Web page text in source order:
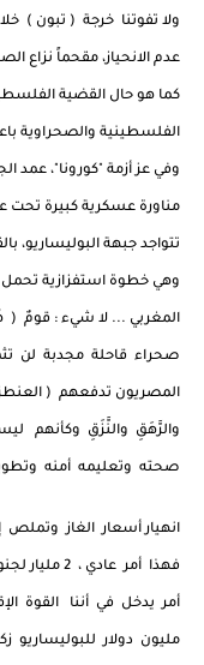
ولا تفوتنا خرجة ( تبون )
عدم الانحياز، مقحماً نزاع
كما هو حال القضية
الفلسطينية والصحراوية
وفي عز أزمة "كورونا"، عمد
مناورة عسكرية كبيرة تحت
تتواجد جبهة البوليساريو،
وهي خطوة استفزازية تحمل
المغربي ... لا شيء : قومٌ
صحراء قاحلة مجدبة لن
المصريون تدفعهم (
صحته وتعليمه أمنه وتطوير
انهيار أسعار الغاز وتملص
فهذا أمر
مليون دولار للبوليساريو